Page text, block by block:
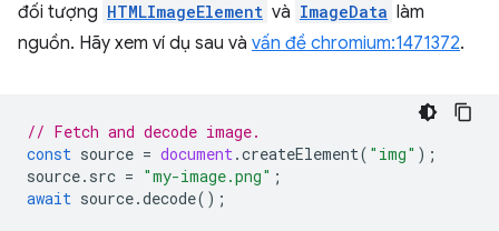
đối tượng HTMLImageElement và ImageData làm
nguồn. Hãy xem ví dụ sau và vấn đề chromium:1471372.
// Fetch and decode image.
const source = document.createElement( "img" );
source. src = "my-image.png" ;
await source.decode();